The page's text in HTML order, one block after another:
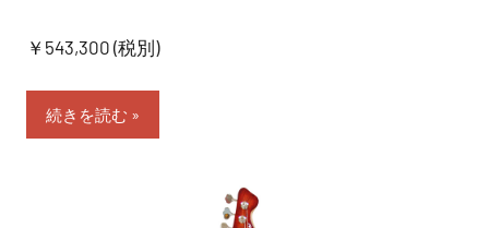
￥543,300 (税別)
続きを読む